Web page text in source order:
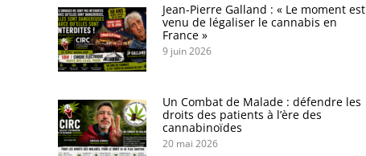
Jean-Pierre Galland : « Le moment est
venu de légaliser le cannabis en
France »
9 juin 2026
Un Combat de Malade : défendre les
droits des patients à l’ère des
cannabinoïdes
20 mai 2026